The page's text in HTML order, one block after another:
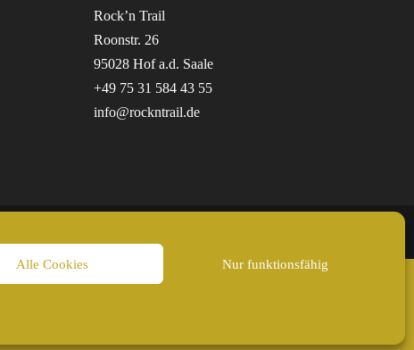
Alle Cookies Nur funktionsfähig
Rock’n Trail
Roonstr. 26
95028 Hof a.d. Saale
+49 75 31 584 43 55
info@rockntrail.de